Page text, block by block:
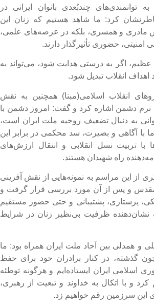
توانمندی‌های چندبُعدی بانوان ایرانی در
کرد: ما شاهد هستیم که زنان این
مادری و همسری، بلکه در عرصه‌های علمی،
حضوری تأثیرگذار دارند.
اگر به درستی هدایت شود، می‌تواند به
انقلاب تبدیل شود.
انقلاب اسلامی(مبنا) همچنین به نقش
نرم دشمن اشاره کرد و گفت: امروز دشمن با
به دنبال تضعیف روحیه ملت ایران است،
با آگاهی و بصیرت، سد محکمی در برابر این
با تربیت نسل انقلابی و انتقال ارزش‌های
راه شهیدان هستند.
از این مراسم به نمونه‌هایی از نقش آفرینی
مقدس و پس از آن مورد بررسی قرار گرفت و
پرستاری، پشتیبانی و حتی حضور مستقیم
ظرفیت بی‌نظیر زنان در شرایط
و همدلی بین آحاد ملت ایران همراه بود: ما
گذشته، در کنار برادران خود برای حفظ
اسلامی ایران ایستاده‌ایم و هرگونه توطئه
و با اتکال به خداوند و تبعیت از رهبری،
این سرزمین رقم خواهیم زد.